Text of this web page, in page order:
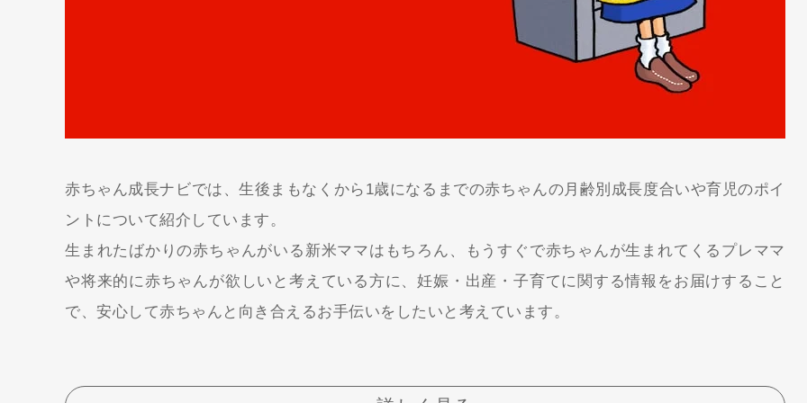
赤ちゃん成長ナビでは、生後まもなくから1歳になるまでの赤ちゃんの月齢別成長度合いや育児のポイ
ントについて紹介しています。
生まれたばかりの赤ちゃんがいる新米ママはもちろん、もうすぐで赤ちゃんが生まれてくるプレママ
や将来的に赤ちゃんが欲しいと考えている方に、妊娠・出産・子育てに関する情報をお届けすること
で、安心して赤ちゃんと向き合えるお手伝いをしたいと考えています。